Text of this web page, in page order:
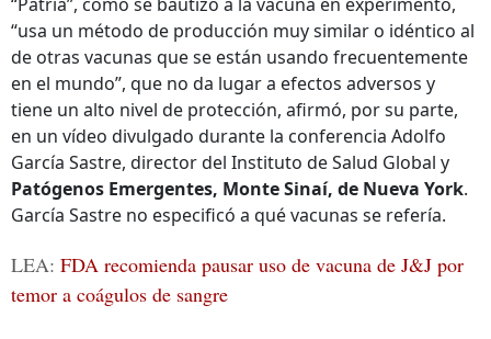
“usa un método de producción muy similar o idéntico al
de otras vacunas que se están usando frecuentemente
en el mundo”, que no da lugar a efectos adversos y
tiene un alto nivel de protección, afirmó, por su parte,
en un vídeo divulgado durante la conferencia Adolfo
García Sastre, director del Instituto de Salud Global y
Patógenos Emergentes, Monte Sinaí, de Nueva York.
García Sastre no especificó a qué vacunas se refería.
LEA: FDA recomienda pausar uso de vacuna de J&J por
temor a coágulos de sangre